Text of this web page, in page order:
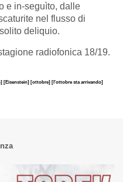
e in-seguìto, dalle
nel flusso di
deliquio.
radiofonica 18/19.
[Eisenstein] [ottobre] [l'ottobre sta arrivando]